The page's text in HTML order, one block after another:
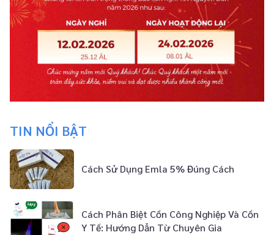
TIN NỔI BẬT
Cách Sử Dụng Emla 5% Đúng Cách
Cách Phân Biệt Cồn Công Nghiệp Và Cồn
Y Tế: Hướng Dẫn Từ Chuyên Gia